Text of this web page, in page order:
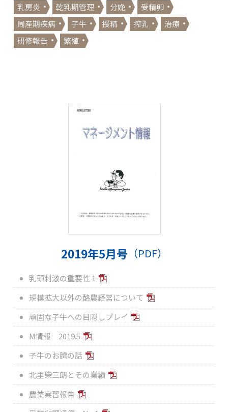
乳房炎 乾乳期管理 分娩
受精卵
周産期疾病
子牛 授精 搾乳
治療
研修報告
繁殖
2019年5月号 （PDF）
乳頭刺激の重要性 1
規模拡大以外の酪農経営について
頑固な子牛への目隠しプレイ
M情報 2019.5
子牛のお臍の話
北里柴三朗とその業績
農業実習報告